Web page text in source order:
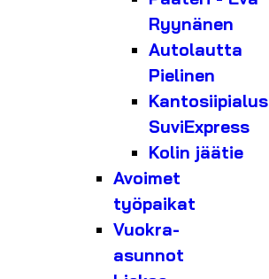
Ryynänen
Autolautta
Pielinen
Kantosiipialus
SuviExpress
Kolin jäätie
Avoimet
työpaikat
Vuokra-
asunnot